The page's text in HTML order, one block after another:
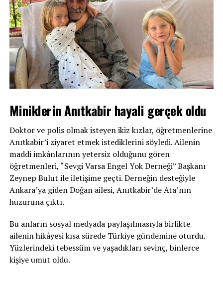
Miniklerin Anıtkabir hayali gerçek oldu
Doktor ve polis olmak isteyen ikiz kızlar, öğretmenlerine
Anıtkabir’i ziyaret etmek istediklerini söyledi. Ailenin
maddi imkânlarının yetersiz olduğunu gören
öğretmenleri, “Sevgi Varsa Engel Yok Derneği” Başkanı
Zeynep Bulut ile iletişime geçti. Derneğin desteğiyle
Ankara’ya giden Doğan ailesi, Anıtkabir’de Ata’nın
huzuruna çıktı.
Bu anların sosyal medyada paylaşılmasıyla birlikte
ailenin hikâyesi kısa sürede Türkiye gündemine oturdu.
Yüzlerindeki tebessüm ve yaşadıkları sevinç, binlerce
kişiye umut oldu.